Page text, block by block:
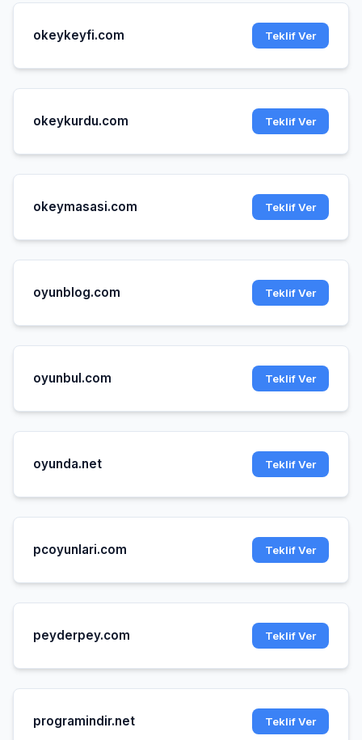
okeykeyfi.com Teklif Ver
okeykurdu.com Teklif Ver
okeymasasi.com Teklif Ver
oyunblog.com Teklif Ver
oyunbul.com Teklif Ver
oyunda.net Teklif Ver
pcoyunlari.com Teklif Ver
peyderpey.com Teklif Ver
programindir.net Teklif Ver